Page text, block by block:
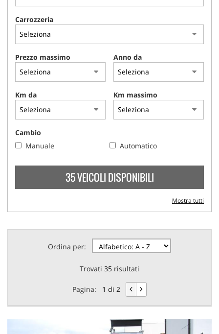
AREA COMMERCIANTI
Carrozzeria
Prezzo massimo Anno da
Km da Km massimo
Cambio
Manuale
Automatico
35 VEICOLI DISPONIBILI
Mostra tutti
Ordina per:
Trovati 35 risultati
Pagina: 1 di 2